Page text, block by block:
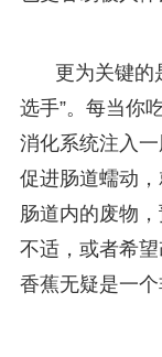
更为关键的
选手”。每当你
消化系统注入
促进肠道蠕动
肠道内的废物
不适，或者希
香蕉无疑是一个